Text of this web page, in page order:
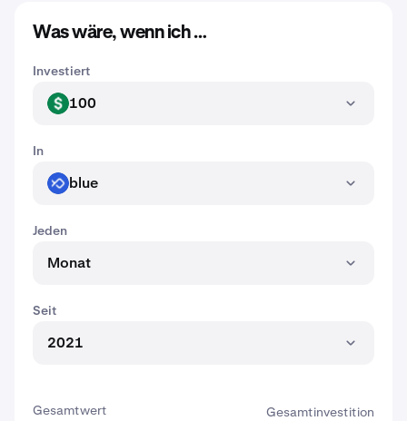
Was wäre, wenn ich …
Investiert
USD 100
In
BLUE blue
Jeden
Monat
Seit
2021
Gesamtwert
Gesamtinvestition